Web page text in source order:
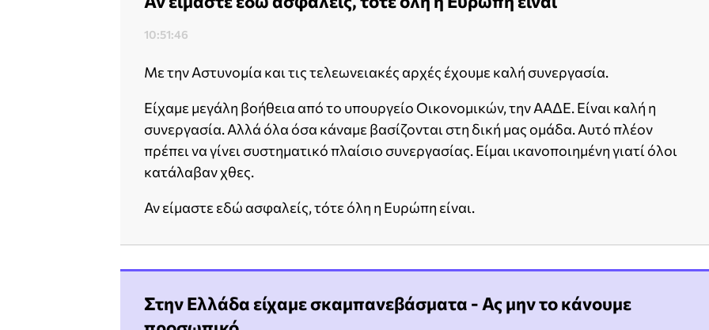
10:51:46
Με την Αστυνομία και τις τελεωνειακές αρχές έχουμε καλή συνεργασία.
Είχαμε μεγάλη βοήθεια από το υπουργείο Οικονομικών, την ΑΑΔΕ. Είναι καλή η
συνεργασία. Αλλά όλα όσα κάναμε βασίζονται στη δική μας ομάδα. Αυτό πλέον
πρέπει να γίνει συστηματικό πλαίσιο συνεργασίας. Είμαι ικανοποιημένη γιατί όλοι
κατάλαβαν χθες.
Αν είμαστε εδώ ασφαλείς, τότε όλη η Ευρώπη είναι.
Στην Ελλάδα είχαμε σκαμπανεβάσματα - Ας μην το κάνουμε